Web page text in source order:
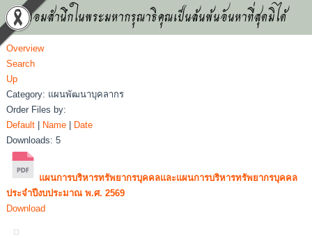
น้อมสำนึกในพระมหากรุณาธิคุณเป็นล้นพ้นอันหาที่สุดมิได้
Overview
Search
Up
Category: แผนพัฒนาบุคลากร
Order Files by:
Default
Name
Date
Downloads: 5
แผนการบริหารทรัพยากรบุคคลและแผนการบริหารทรัพยากรบุคคล
ประจำปีงบประมาณ พ.ศ. 2569
Download